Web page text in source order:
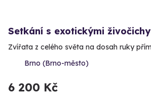
Setkání s exotickými živočichy
Zvířata z celého světa na dosah ruky
Brno (Brno-město)
6 200 Kč